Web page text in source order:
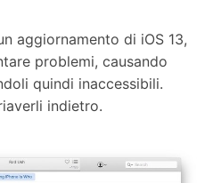
aggiornamento di iOS 13,
problemi, causando
quindi inaccessibili.
indietro.